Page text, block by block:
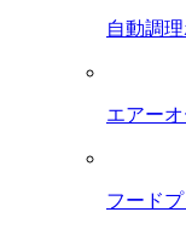
自動調
エアー
フード